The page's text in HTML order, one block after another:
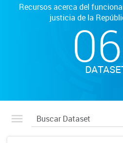
Recursos acerca del
justicia de la